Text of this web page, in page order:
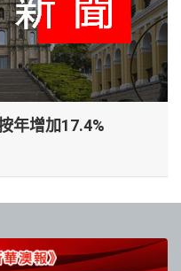
年增加17.4%